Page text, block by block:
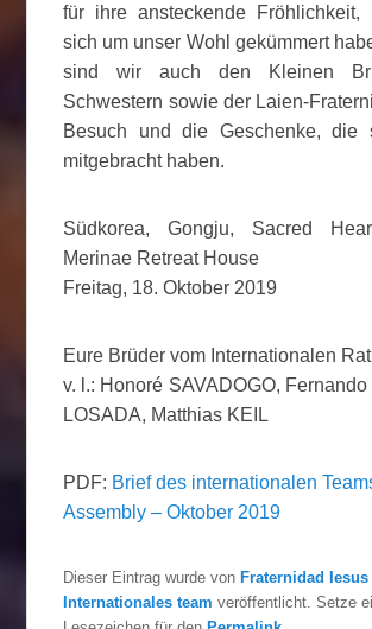
für ihre ansteckende
sich um unser Wohl gekümmert
sind wir auch den Kleinen
Schwestern sowie der Laien-
Besuch und die Geschenke, die
mitgebracht haben.
Südkorea, Gongju, Sacred
Merinae Retreat House
Freitag, 18. Oktober 2019
Eure Brüder vom Internationalen Rat
v. l.: Honoré SAVADOGO,
LOSADA, Matthias KEIL
PDF: Brief des internationalen
Assembly – Oktober 2019
Dieser Eintrag wurde von Fraternidad
Internationales team veröffentlicht. Setze